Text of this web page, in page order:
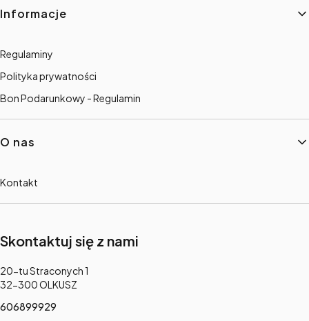
Informacje
Regulaminy
Polityka prywatności
Bon Podarunkowy - Regulamin
O nas
Kontakt
Skontaktuj się z nami
Adres:
20-tu Straconych 1
32-300 OLKUSZ
606899929